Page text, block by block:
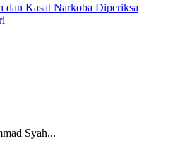
dan Kasat Narkoba Diperiksa
Syah...